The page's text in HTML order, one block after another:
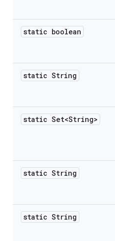
static boolean
static String
static Set<String>
static String
static String